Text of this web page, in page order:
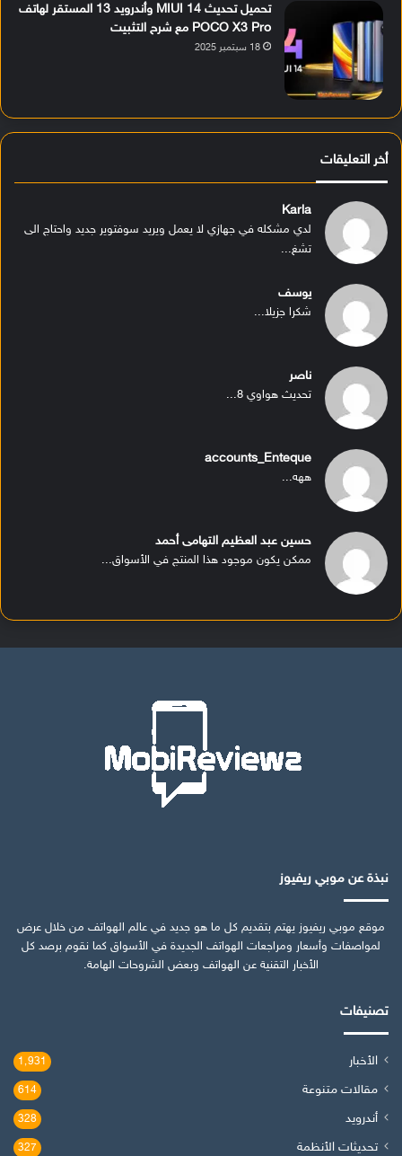
تحميل تحديث MIUI 14 وأندرويد 13 المستقر لهاتف
POCO X3 Pro مع شرح التثبيت
18 سبتمبر 2025
أخر التعليقات
Karla
لدي مشكله في جهازي لا يعمل ويريد سوفتوير جديد واحتاج الى
تشغ...
يوسف
شكرا جزيلا...
ناصر
تحديث هواوي 8...
accounts_Enteque
ههه...
حسين عبد العظيم التهامى أحمد
ممكن يكون موجود هذا المنتج في الأسواق...
نبذة عن موبي ريفيوز
موقع موبي ريفيوز يهتم بتقديم كل ما هو جديد في عالم الهواتف من خلال عرض
لمواصفات وأسعار ومراجعات الهواتف الجديدة في الأسواق كما نقوم برصد كل
الأخبار التقنية عن الهواتف وبعض الشروحات الهامة.
تصنيفات
الأخبار 1٬931
مقالات متنوعة 614
أندرويد 328
تحديثات الأنظمة 327